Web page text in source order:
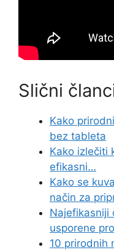
Slični
Kako
bez tableta
Kako izlečiti
efikasni…
Kako se
način za
Najefikasniji
usporene
10 prirodnih